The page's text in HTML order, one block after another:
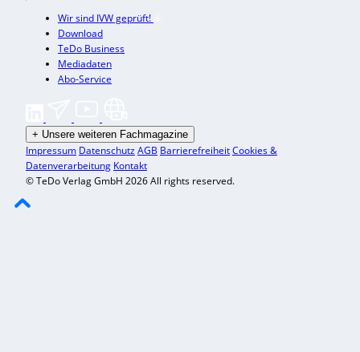
Wir sind IVW geprüft!
Download
TeDo Business
Mediadaten
Abo-Service
+ Unsere weiteren Fachmagazine
Impressum DatenschutzAGB BarrierefreiheitCookies &
Datenverarbeitung Kontakt
© TeDo Verlag GmbH 2026 All rights reserved.